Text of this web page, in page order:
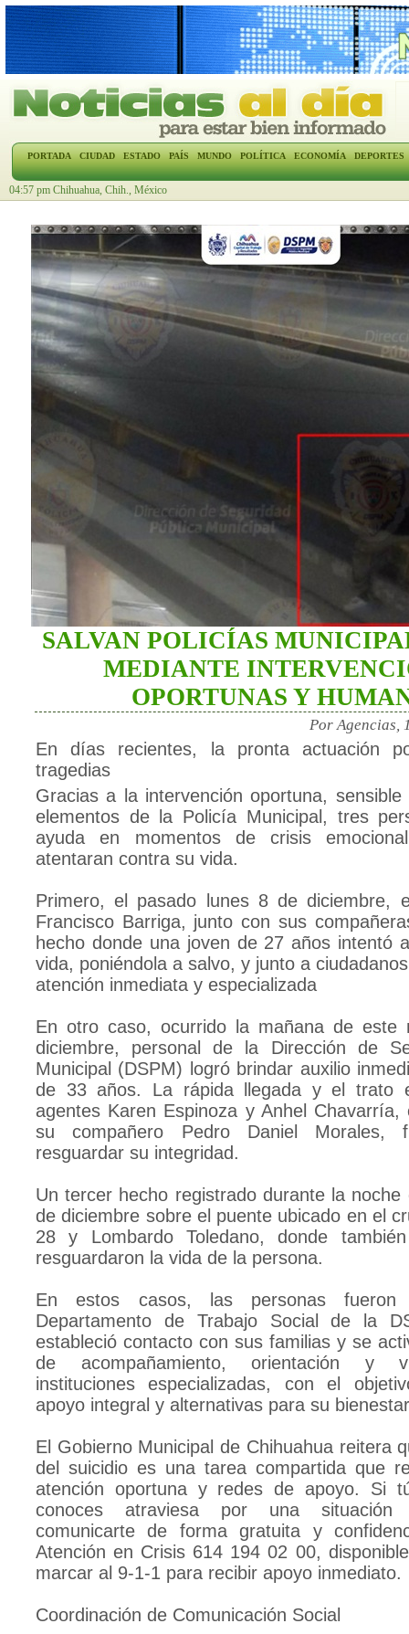
PORTADA CIUDAD ESTADO PAÍS MUNDO POLÍTICA ECONOMÍA DEPORTES
04:57 pm Chihuahua, Chih., México
SALVAN POLICÍAS
MEDIANTE
OPORTUNAS Y
Por Agencias,
En días recientes, la pronta actuación
tragedias
Gracias a la intervención oportuna,
elementos de la Policía Municipal, tres
ayuda en momentos de crisis
atentaran contra su vida.
Primero, el pasado lunes 8 de diciembre,
Francisco Barriga, junto con sus
hecho donde una joven de 27 años intentó
vida, poniéndola a salvo, y junto a
atención inmediata y especializada
En otro caso, ocurrido la mañana de este
diciembre, personal de la Dirección de
Municipal (DSPM) logró brindar auxilio
de 33 años. La rápida llegada y el trato
agentes Karen Espinoza y Anhel
su compañero Pedro Daniel Morales,
resguardar su integridad.
Un tercer hecho registrado durante la noche
de diciembre sobre el puente ubicado en el
28 y Lombardo Toledano, donde también
resguardaron la vida de la persona.
En estos casos, las personas fueron
Departamento de Trabajo Social de la
estableció contacto con sus familias y se
de acompañamiento, orientación y
instituciones especializadas, con el
apoyo integral y alternativas para su
El Gobierno Municipal de Chihuahua reitera
del suicidio es una tarea compartida que
atención oportuna y redes de apoyo. Si
conoces atraviesa por una situación
comunicarte de forma gratuita y
Atención en Crisis 614 194 02 00,
marcar al 9-1-1 para recibir apoyo inmediato.
Coordinación de Comunicación Social